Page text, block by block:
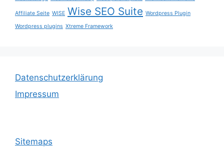
Affiliate Seite WISE Wise SEO Suite Wordpress Plugin
Wordpress plugins Xtreme Framework
Datenschutzerklärung
Impressum
Sitemaps